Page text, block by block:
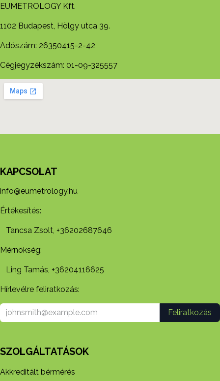
EUMETROLOGY Kft.
1102 Budapest, Hölgy utca 39.
Adószám: 26350415-2-42
Cégjegyzékszám: 01-09-325557
KAPCSOLAT
info@eumetrology.hu
Értékesítés:
Tancsa Zsolt, +36202687646
Mérnökség:
Ling Tamás, +36204116625
Hírlevélre feliratkozás:
Feliratkozás
SZOLGÁLTATÁSOK
Akkreditált bérmérés